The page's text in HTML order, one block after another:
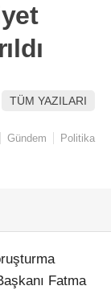
TÜM YAZILARI
Gündem Politika
Fatma